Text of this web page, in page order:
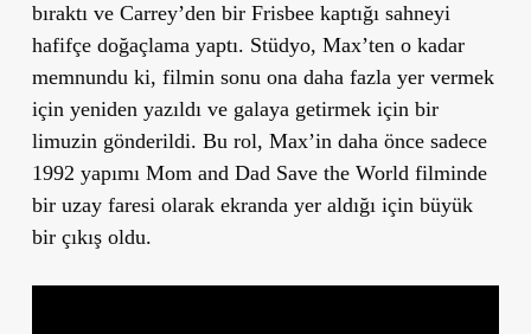
bıraktı ve Carrey’den bir Frisbee kaptığı sahneyi
hafifçe doğaçlama yaptı. Stüdyo, Max’ten o kadar
memnundu ki, filmin sonu ona daha fazla yer vermek
için yeniden yazıldı ve galaya getirmek için bir
limuzin gönderildi. Bu rol, Max’in daha önce sadece
1992 yapımı Mom and Dad Save the World filminde
bir uzay faresi olarak ekranda yer aldığı için büyük
bir çıkış oldu.